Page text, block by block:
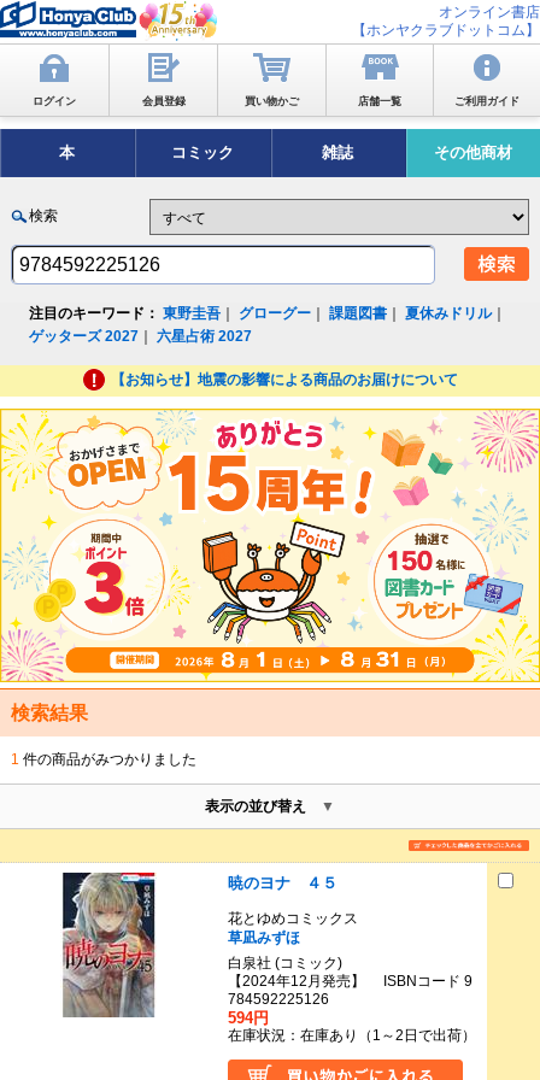
オンライン書店
【ホンヤクラブドットコム】
ログイン 会員登録 買い物かご 店舗一覧 ご利用ガイド
本 コミック 雑誌 その他商材
検索
注目のキーワード： 東野圭吾 グローグー ｜課題図書 ｜夏休みドリル｜
ゲッターズ 2027 ｜六星占術 2027
【お知らせ】地震の影響による商品のお届けについて
検索結果
1 件の商品がみつかりました
表示の並び替え
暁のヨナ ４５
花とゆめコミックス
草凪みずほ
白泉社 (コミック)
【2024年12月発売】 ISBNコード 9
784592225126
594円
在庫状況：在庫あり（1～2日で出荷）